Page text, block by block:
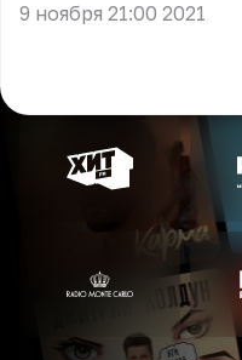
9 ноября 21:00 2021